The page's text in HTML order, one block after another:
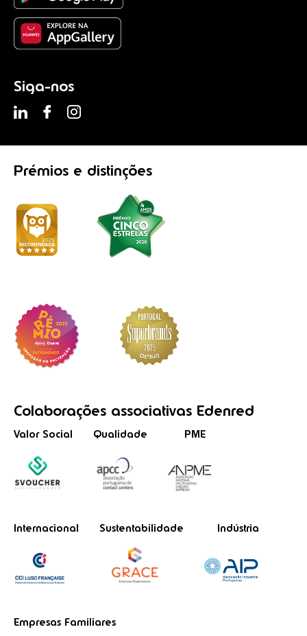
Siga-nos
Prémios e distinções
Colaborações associativas Edenred
Valor Social Qualidade PME
Internacional Sustentabilidade Indústria
Empresas Familiares